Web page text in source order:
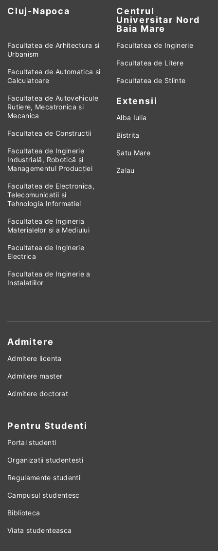
Cluj-Napoca
Centrul
Universitar Nord
Baia Mare
Facultatea de Arhitectura si
Urbanism
Facultatea de Automatica si
Calculatoare
Facultatea de Autovehicule
Rutiere, Mecatronica si
Mecanica
Facultatea de Constructii
Facultatea de Inginerie
Industrială, Robotică și
Managementul Producției
Facultatea de Electronica,
Telecomunicatii si
Tehnologia Informatiei
Facultatea de Ingineria
Materialelor si a Mediului
Facultatea de Inginerie
Electrica
Facultatea de Inginerie a
Instalatiilor
Facultatea de Inginerie
Facultatea de Litere
Facultatea de Stiinte
Extensii
Alba Iulia
Bistrita
Satu Mare
Zalau
Admitere
Admitere licenta
Admitere master
Admitere doctorat
Pentru Studenti
Portal studenti
Organizatii studentesti
Regulamente studenti
Campusul studentesc
Biblioteca
Viata studenteasca